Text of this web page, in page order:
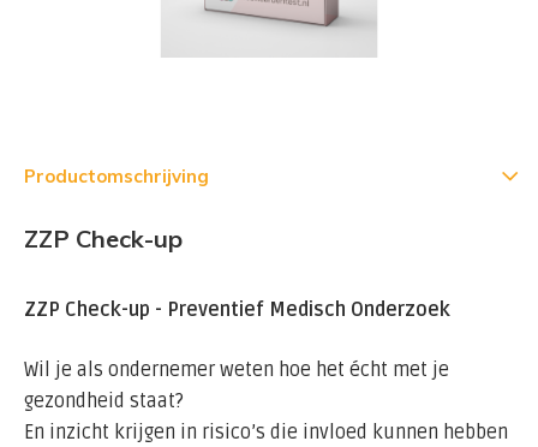
Productomschrijving
ZZP Check-up
ZZP Check-up - Preventief Medisch Onderzoek
Wil je als ondernemer weten hoe het écht met je
gezondheid staat?
En inzicht krijgen in risico’s die invloed kunnen hebben